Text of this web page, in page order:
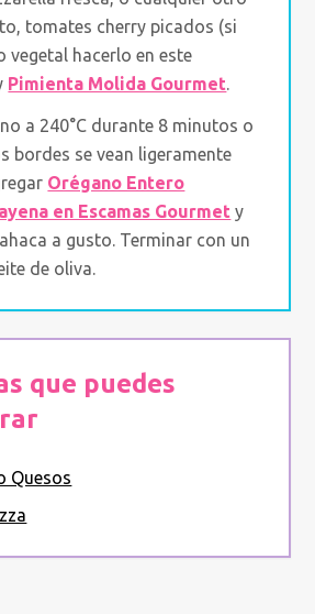
tomates cherry picados (si
vegetal hacerlo en este
Pimienta Molida Gourmet.
a 240°C durante 8 minutos o
bordes se vean ligeramente
Orégano Entero
en Escamas Gourmet y
a gusto. Terminar con un
de oliva.
que puedes
Quesos